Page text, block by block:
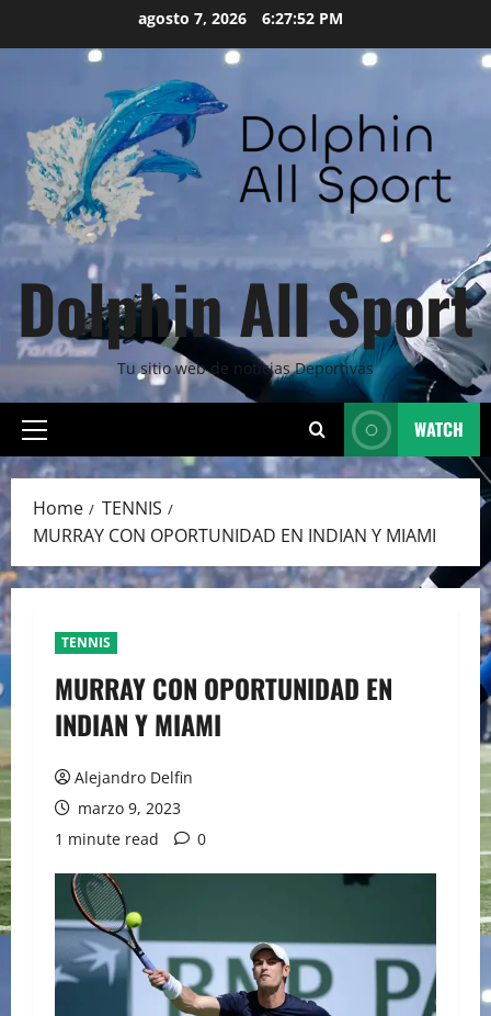
agosto 7, 2026 6:27:54 PM
Dolphin All Sport
Tu sitio web de noticias Deportivas
Primary
Menu
WATCH
Home
TENNIS
MURRAY CON OPORTUNIDAD EN INDIAN Y MIAMI
TENNIS
MURRAY CON OPORTUNIDAD EN
INDIAN Y MIAMI
Alejandro Delfin
marzo 9, 2023
1 minute read
0